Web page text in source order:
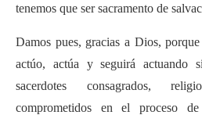
tenemos que ser sacramento de
Damos pues, gracias a Dios,
actúo, actúa y seguirá actuando
sacerdotes consagrados,
comprometidos en el proceso